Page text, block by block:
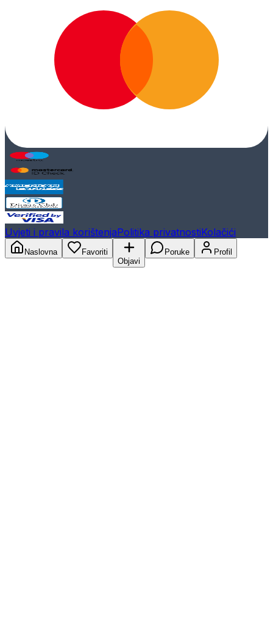
Uvjeti i pravila korištenjaPolitika privatnostiKolačići
Naslovna
Favoriti
Objavi
Poruke Profil